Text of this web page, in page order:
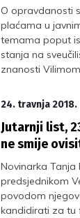
O opravdanosti
plaćama u
temama poput
stanja na
znanosti
24. travnja 2018.
Jutarnji list,
ne smije
Novinarka Tanja
predsjednikom
povodom
kandidirati za tu